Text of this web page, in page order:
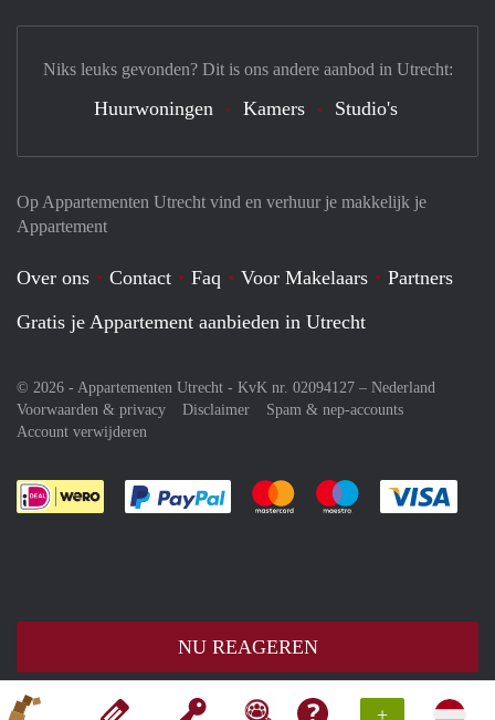
+
NU REAGEREN
Op Appartementen Utrecht vind en verhuur je makkelijk je
Appartement
Over ons Contact Faq Voor Makelaars
Partners
Gratis je Appartement aanbieden in Utrecht
© 2026 - Appartementen Utrecht - KvK nr. 02094127 – Nederland
Voorwaarden & privacy
Disclaimer
Spam & nep-accounts
Account verwijderen
Je rekent gemakkelijk af met Paypal
Je rekent gemakkelijk af met
Je rekent
Niks leuks gevonden? Dit is ons andere aanbod in Utrecht:
Huurwoningen Kamers Studio's